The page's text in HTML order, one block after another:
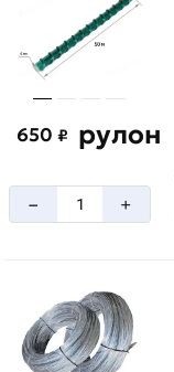
А500С
650 ₽ рулон
– +